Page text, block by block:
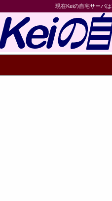
現在Keiの自宅サーバ